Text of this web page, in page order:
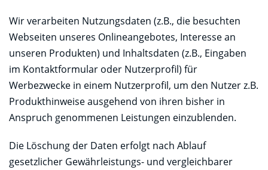
Wir verarbeiten Nutzungsdaten (z.B., die besuchten
Webseiten unseres Onlineangebotes, Interesse an
unseren Produkten) und Inhaltsdaten (z.B., Eingaben
im Kontaktformular oder Nutzerprofil) für
Werbezwecke in einem Nutzerprofil, um den Nutzer z.B.
Produkthinweise ausgehend von ihren bisher in
Anspruch genommenen Leistungen einzublenden.
Die Löschung der Daten erfolgt nach Ablauf
gesetzlicher Gewährleistungs- und vergleichbarer